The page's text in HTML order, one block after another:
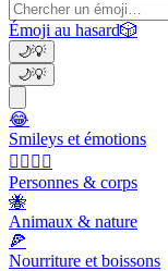
Émoji au hasard🎲
🌙💡
🌙💡
😂
Smileys et émotions
👩‍❤️‍💋‍👨
Personnes & corps
🐝
Animaux & nature
🍕
Nourriture et boissons